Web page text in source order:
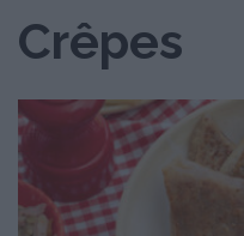
Crêpes